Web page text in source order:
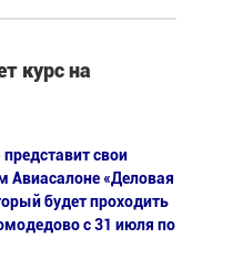
курс на
свои
«Деловая
будет проходить
с 31 июля по